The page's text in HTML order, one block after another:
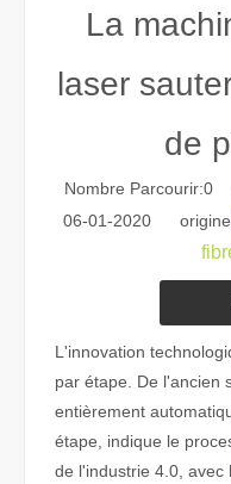
Guide 2026 : Comment
La
laser
de
Nombre Parcourir:0
06-01-2020
L'innovation
par étape. De l'ancien
entièrement
étape, indique le
de l'industrie 4.0, avec